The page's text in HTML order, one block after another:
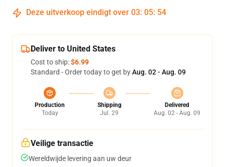
Deze uitverkoop eindigt over 03: 05: 54
Deliver to United States
Cost to ship:$6.99
Standard - Order today to get byAug. 02 - Aug. 09
Production
Today
Shipping
Jul. 29
Delivered
Aug. 02 - Aug. 09
Veilige transactie
Wereldwijde levering aan uw deur